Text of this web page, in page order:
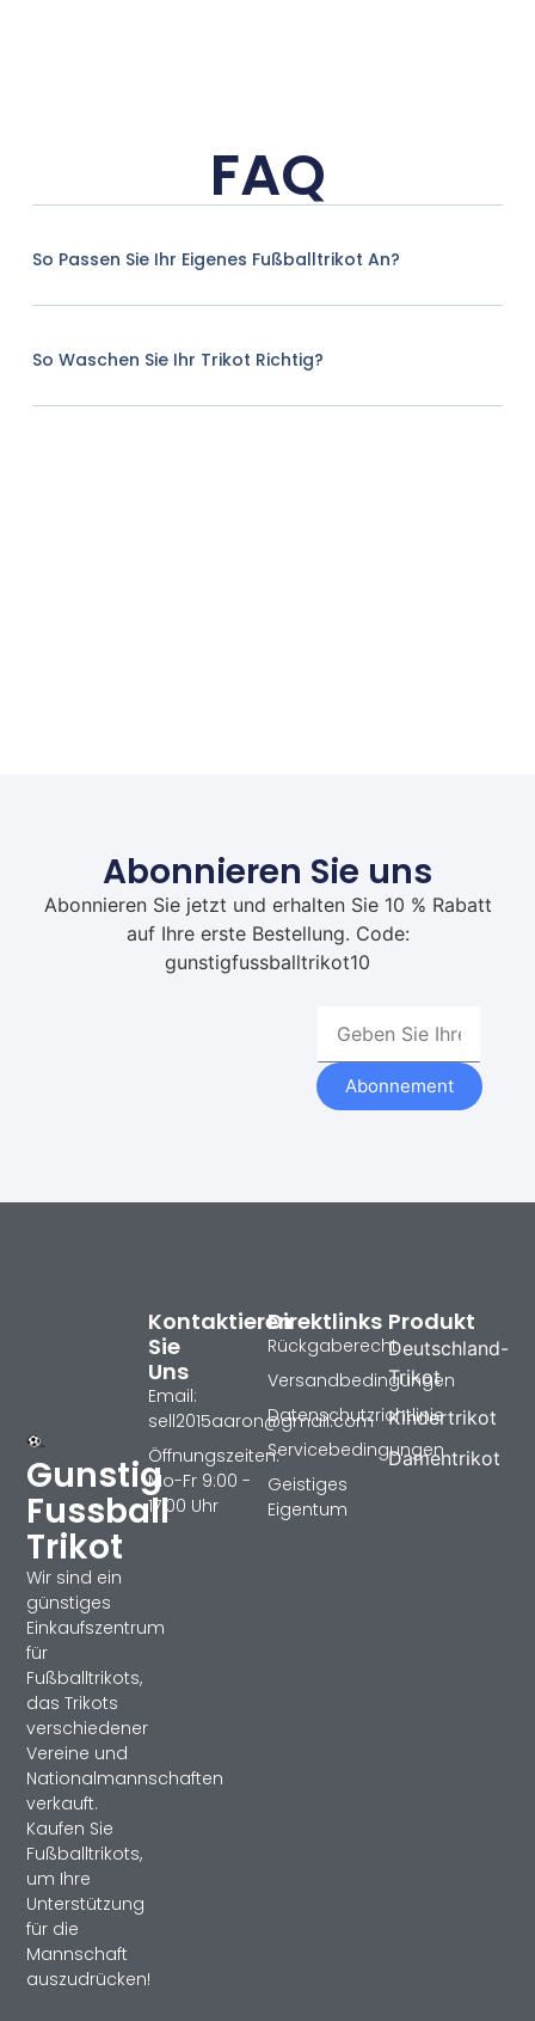
FAQ
So Passen Sie Ihr Eigenes Fußballtrikot An?
So Waschen Sie Ihr Trikot Richtig?
Abonnieren Sie uns
Abonnieren Sie jetzt und erhalten Sie 10 % Rabatt
auf Ihre erste Bestellung. Code:
gunstigfussballtrikot10
Abonnement
Gunstig
Fussball
Trikot
Wir sind ein
günstiges
Einkaufszentrum
für
Fußballtrikots,
das Trikots
verschiedener
Vereine und
Nationalmannschaften
verkauft.
Kaufen Sie
Fußballtrikots,
um Ihre
Unterstützung
für die
Mannschaft
auszudrücken!
Produkt
Deutschland-
Trikot
Kindertrikot
Damentrikot
Direktlinks
Rückgaberecht
Versandbedingungen
Datenschutzrichtlinie
Servicebedingungen
Geistiges
Eigentum
Kontaktieren
Sie
Uns
Email:
sell2015aaron@gmail.com
Öffnungszeiten:
Mo-Fr 9:00 -
17:00 Uhr